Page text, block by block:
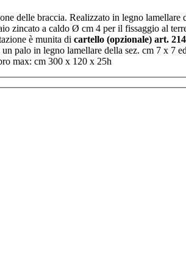
delle braccia. Realizzato in legno lamellare
zincato a caldo Ø cm 4 per il fissaggio al
è munita di cartello (opzionale) art.
palo in legno lamellare della sez. cm 7 x 7
max: cm 300 x 120 x 25h